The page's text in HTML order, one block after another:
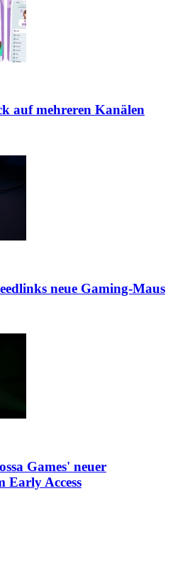
auf mehreren Kanälen
neue Gaming-Maus
Games' neuer
Access